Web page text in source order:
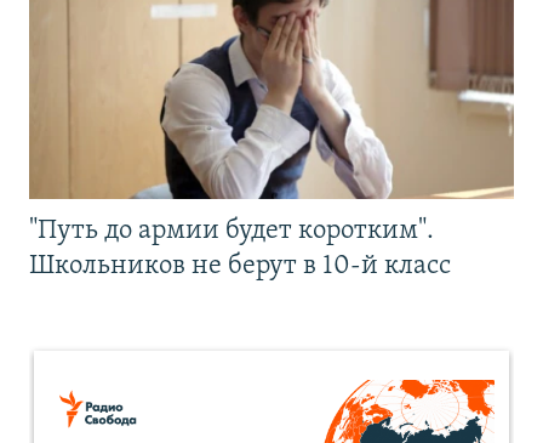
"Путь до армии будет коротким".
Школьников не берут в 10-й класс